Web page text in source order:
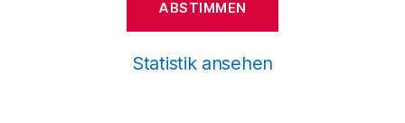
Statistik ansehen